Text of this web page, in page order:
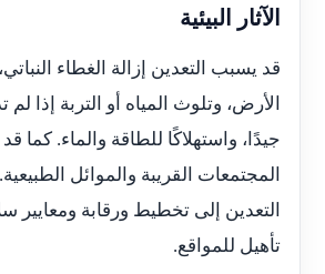
الآثار البيئية
قد يسبب التعدين إزالة الغطاء
الأرض، وتلوث المياه أو التربة إذا لم
جيدًا، واستهلاكًا للطاقة والماء. كما
المجتمعات القريبة والموائل
التعدين إلى تخطيط ورقابة ومعايير
تأهيل للمواقع.